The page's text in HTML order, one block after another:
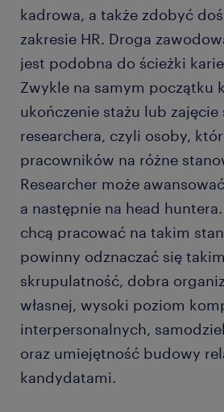
kadrowa, a także zdobyć
zakresie HR. Droga
jest podobna do ścieżki
Zwykle na samym początku
ukończenie stażu lub zajęcie
researchera, czyli osoby,
pracowników na różne
Researcher może
a następnie na head
chcą pracować na takim
powinny odznaczać się
skrupulatność, dobra
własnej, wysoki poziom
interpersonalnych,
oraz umiejętność budowy
kandydatami.